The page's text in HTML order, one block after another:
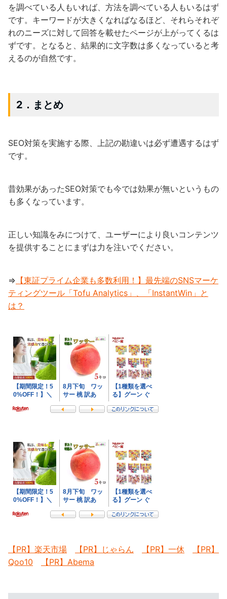
を調べている人もいれば、方法を調べている人もいるはず
です。キーワードが大きくなればなるほど、それらそれぞ
れのニーズに対して回答を載せたページが上がってくるは
ずです。となると、結果的に文字数は多くなっていると考
えるのが自然です。
2．まとめ
SEO対策を実施する際、上記の勘違いは必ず遭遇するはず
です。
昔効果があったSEO対策でも今では効果が無いというもの
も多くなっています。
正しい知識をみにつけて、ユーザーにより良いコンテンツ
を提供することにまずは力を注いでください。
⇒ 【東証プライム企業も多数利用！】最先端のSNSマーケ
ティングツール「Tofu Analytics」、「InstantWin」と
は？
【PR】楽天市場 【PR】じゃらん 【PR】一休
【PR】
Qoo10
【PR】Abema